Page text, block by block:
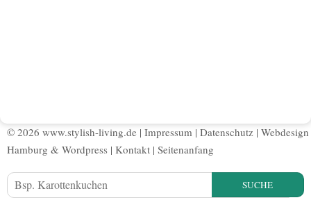
© 2026 www.stylish-living.de | Impressum | Datenschutz | Webdesign
Hamburg & Wordpress | Kontakt | Seitenanfang
SUCHE